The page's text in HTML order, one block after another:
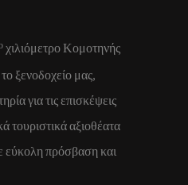
χιλιόμετρο Κομοτηνής
ξενοδοχείο μας,
για τις επισκέψεις
τουριστικά αξιοθέατα
εύκολη πρόσβαση και